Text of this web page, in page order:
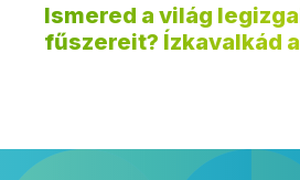
Ismered a világ
fűszereit? Ízkavalkád